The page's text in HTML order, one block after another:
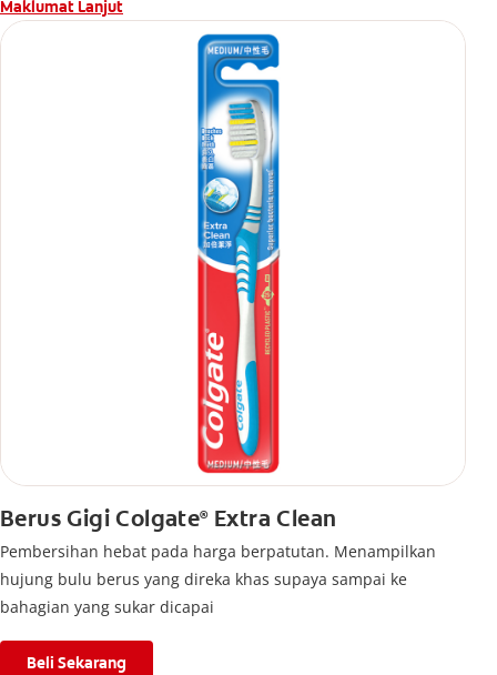
Maklumat Lanjut
Berus Gigi Colgate®Extra Clean
Pembersihan hebat pada harga berpatutan. Menampilkan
hujung bulu berus yang direka khas supaya sampai ke
bahagian yang sukar dicapai
Beli Sekarang